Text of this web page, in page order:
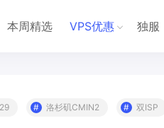
本周精选 VPS优惠 独服
洛杉矶CMIN2 双ISP